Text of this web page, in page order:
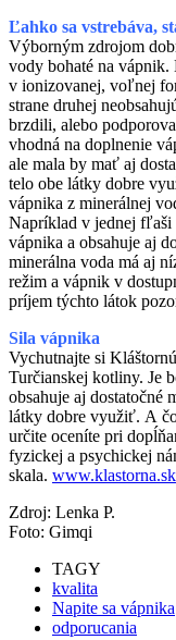
Ľahko sa vstrebáva,
Výborným zdrojom
vody bohaté na vápnik.
v ionizovanej, voľnej
strane druhej
brzdili, alebo
vhodná na doplnenie
ale mala by mať aj
telo obe látky dobre
vápnika z minerálnej
Napríklad v jednej fľaši
vápnika a obsahuje aj
minerálna voda má aj
režim a vápnik v
príjem týchto látok
Sila vápnika
Vychutnajte si
Turčianskej kotliny. Je
obsahuje aj dostatočné
látky dobre využiť. A
určite oceníte pri
fyzickej a psychickej
skala. www.klastorna.sk
Zdroj: Lenka P.
Foto: Gimqi
TAGY
kvalita
Napite sa vápnika
odporucania